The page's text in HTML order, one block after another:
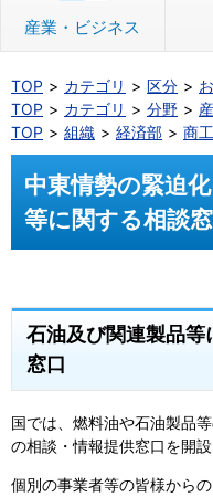
産業・ビジネス
TOP カテゴリ 区分
TOP
カテゴリ 分野
TOP
組織 経済部 商
中東情勢の緊迫
等に関する相談
石油及び関連製品
窓口
国では、燃料油や石油製品
の相談・情報提供窓口を開設
個別の事業者等の皆様から